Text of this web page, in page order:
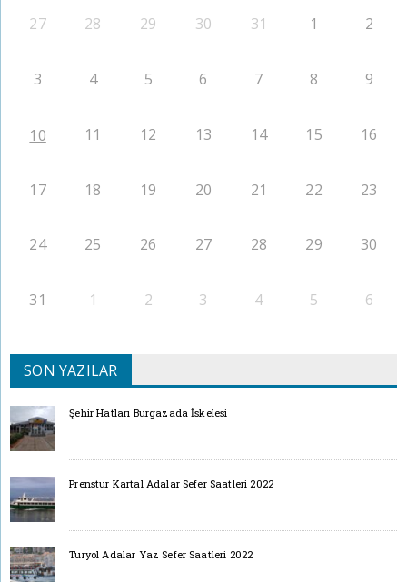
27 28 29 30 31 1 2
3 4 5 6 7 8 9
10 11 12 13 14 15 16
17 18 19 20 21 22 23
24 25 26 27 28 29 30
31 1 2 3 4 5 6
SON YAZILAR
Şehir Hatları Burgazada İskelesi
Prenstur Kartal Adalar Sefer Saatleri 2022
Turyol Adalar Yaz Sefer Saatleri 2022